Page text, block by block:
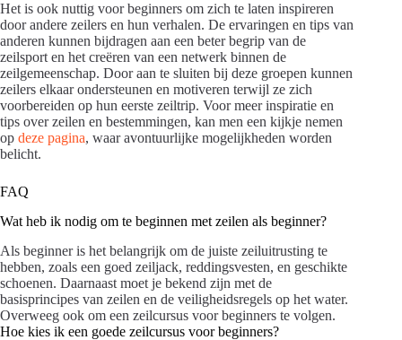
Het is ook nuttig voor beginners om zich te laten inspireren
door andere zeilers en hun verhalen. De ervaringen en tips van
anderen kunnen bijdragen aan een beter begrip van de
zeilsport en het creëren van een netwerk binnen de
zeilgemeenschap. Door aan te sluiten bij deze groepen kunnen
zeilers elkaar ondersteunen en motiveren terwijl ze zich
voorbereiden op hun eerste zeiltrip. Voor meer inspiratie en
tips over zeilen en bestemmingen, kan men een kijkje nemen
op deze pagina, waar avontuurlijke mogelijkheden worden
belicht.
FAQ
Wat heb ik nodig om te beginnen met zeilen als beginner?
Als beginner is het belangrijk om de juiste zeiluitrusting te
hebben, zoals een goed zeiljack, reddingsvesten, en geschikte
schoenen. Daarnaast moet je bekend zijn met de
basisprincipes van zeilen en de veiligheidsregels op het water.
Overweeg ook om een zeilcursus voor beginners te volgen.
Hoe kies ik een goede zeilcursus voor beginners?